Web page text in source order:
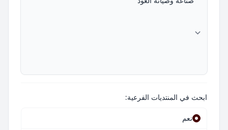
ابحث في المنتديات الفرعية:
نعم